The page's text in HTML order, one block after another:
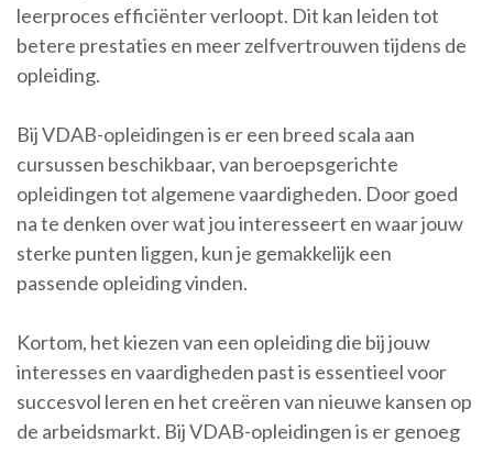
leerproces efficiënter verloopt. Dit kan leiden tot
betere prestaties en meer zelfvertrouwen tijdens de
opleiding.
Bij VDAB-opleidingen is er een breed scala aan
cursussen beschikbaar, van beroepsgerichte
opleidingen tot algemene vaardigheden. Door goed
na te denken over wat jou interesseert en waar jouw
sterke punten liggen, kun je gemakkelijk een
passende opleiding vinden.
Kortom, het kiezen van een opleiding die bij jouw
interesses en vaardigheden past is essentieel voor
succesvol leren en het creëren van nieuwe kansen op
de arbeidsmarkt. Bij VDAB-opleidingen is er genoeg